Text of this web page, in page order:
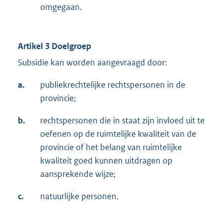
omgegaan.
Artikel 3 Doelgroep
Subsidie kan worden aangevraagd door:
a.
publiekrechtelijke rechtspersonen in de
provincie;
b.
rechtspersonen die in staat zijn invloed uit te
oefenen op de ruimtelijke kwaliteit van de
provincie of het belang van ruimtelijke
kwaliteit goed kunnen uitdragen op
aansprekende wijze;
c. natuurlijke personen.